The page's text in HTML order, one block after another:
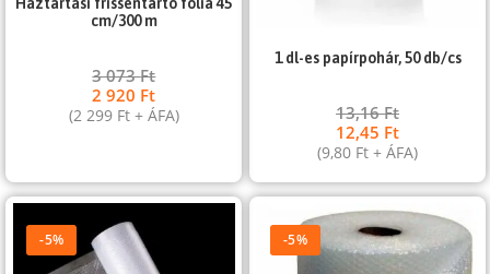
Háztartási frissentartó fólia 45
cm/300 m
3 073Ft
2 920 Ft
(2 299 Ft+ ÁFA)
1 dl-es papírpohár, 50 db/cs
13,16Ft
12,45 Ft
(9,80 Ft + ÁFA)
-5% -5%